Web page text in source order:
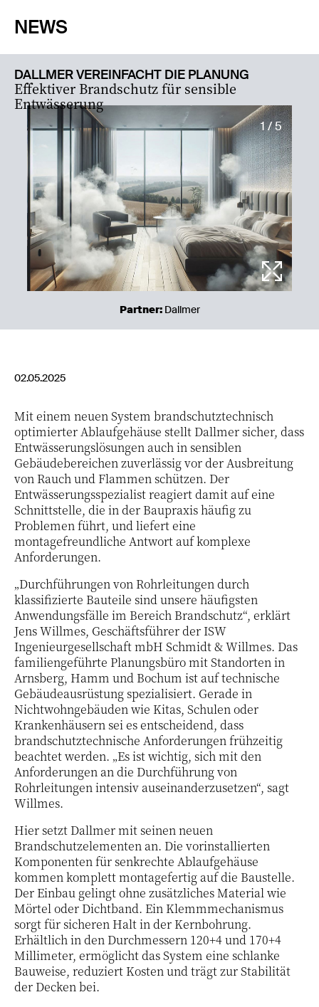
NEWS
DALLMER VEREINFACHT DIE PLANUNG
Effektiver Brandschutz für sensible
Entwässerung
1 / 5
Partner: Dallmer
02.05.2025
Mit einem neuen System brandschutztechnisch
optimierter Ablaufgehäuse stellt Dallmer sicher, dass
Entwässerungslösungen auch in sensiblen
Gebäudebereichen zuverlässig vor der Ausbreitung
von Rauch und Flammen schützen. Der
Entwässerungsspezialist reagiert damit auf eine
Schnittstelle, die in der Baupraxis häufig zu
Problemen führt, und liefert eine
montagefreundliche Antwort auf komplexe
Anforderungen.
„Durchführungen von Rohrleitungen durch
klassifizierte Bauteile sind unsere häufigsten
Anwendungsfälle im Bereich Brandschutz“, erklärt
Jens Willmes, Geschäftsführer der ISW
Ingenieurgesellschaft mbH Schmidt & Willmes. Das
familiengeführte Planungsbüro mit Standorten in
Arnsberg, Hamm und Bochum ist auf technische
Gebäudeausrüstung spezialisiert. Gerade in
Nichtwohngebäuden wie Kitas, Schulen oder
Krankenhäusern sei es entscheidend, dass
brandschutztechnische Anforderungen frühzeitig
beachtet werden. „Es ist wichtig, sich mit den
Anforderungen an die Durchführung von
Rohrleitungen intensiv auseinanderzusetzen“, sagt
Willmes.
Hier setzt Dallmer mit seinen neuen
Brandschutzelementen an. Die vorinstallierten
Komponenten für senkrechte Ablaufgehäuse
kommen komplett montagefertig auf die Baustelle.
Der Einbau gelingt ohne zusätzliches Material wie
Mörtel oder Dichtband. Ein Klemmmechanismus
sorgt für sicheren Halt in der Kernbohrung.
Erhältlich in den Durchmessern 120+4 und 170+4
Millimeter, ermöglicht das System eine schlanke
Bauweise, reduziert Kosten und trägt zur Stabilität
der Decken bei.